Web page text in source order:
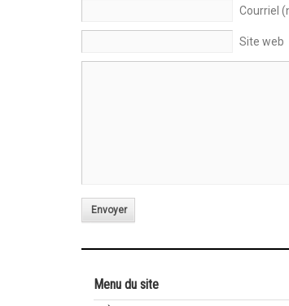
Courriel
Site web
Envoyer
Menu du site